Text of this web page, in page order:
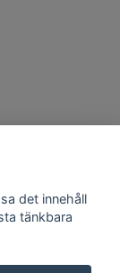
det innehåll
tänkbara